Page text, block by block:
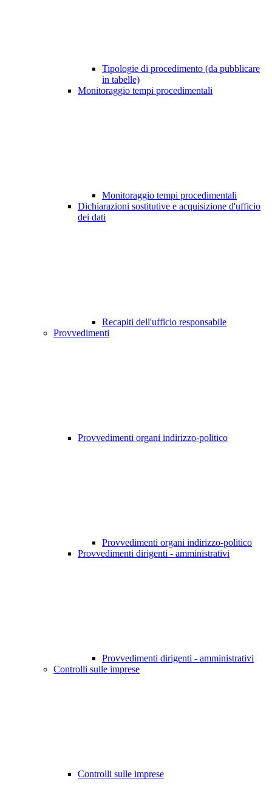
Tipologie di procedimento (da pubblicare
in tabelle)
Monitoraggio tempi procedimentali
Monitoraggio tempi procedimentali
Dichiarazioni sostitutive e acquisizione d'ufficio
dei dati
Recapiti dell'ufficio responsabile
Provvedimenti
Provvedimenti organi indirizzo-politico
Provvedimenti organi indirizzo-politico
Provvedimenti dirigenti - amministrativi
Provvedimenti dirigenti - amministrativi
Controlli sulle imprese
Controlli sulle imprese